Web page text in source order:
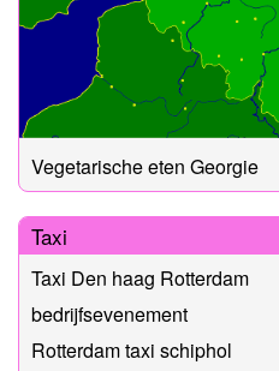
Vegetarische eten Georgie
Taxi
Taxi Den haag Rotterdam
bedrijfsevenement
Rotterdam taxi schiphol